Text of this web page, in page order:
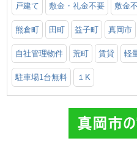
戸建て 敷金・礼金不要 敷金
熊倉町 田町 益子町 真岡市
自社管理物件 荒町 賃貸 軽
駐車場1台無料 １K